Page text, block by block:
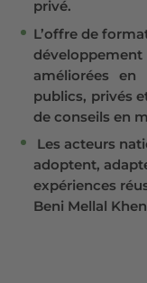
privé.
L’offre de
améliorées en
publics, privés
de conseils en
Les acteurs
adoptent,
expériences
Beni Mellal